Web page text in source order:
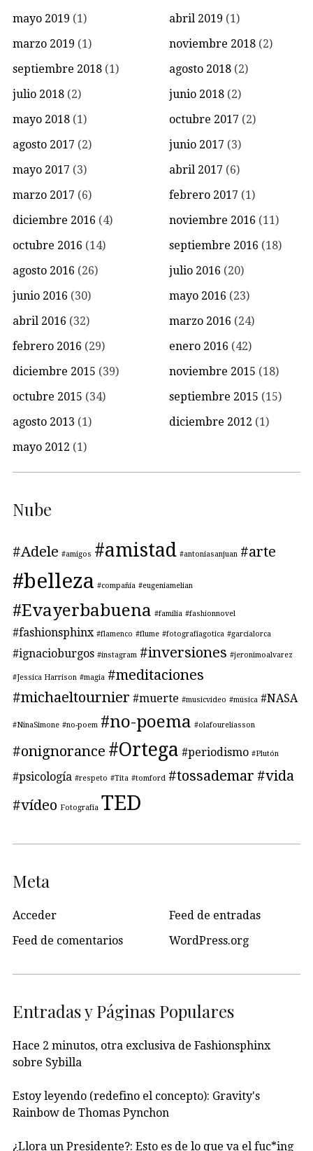
mayo 2019 (1) abril 2019 (1)
marzo 2019 (1) noviembre 2018 (2)
septiembre 2018 (1) agosto 2018 (2)
julio 2018 (2) junio 2018 (2)
mayo 2018 (1) octubre 2017 (2)
agosto 2017 (2) junio 2017 (3)
mayo 2017 (3) abril 2017 (6)
marzo 2017 (6) febrero 2017 (1)
diciembre 2016 (4) noviembre 2016 (11)
octubre 2016 (14) septiembre 2016 (18)
agosto 2016 (26) julio 2016 (20)
junio 2016 (30) mayo 2016 (23)
abril 2016 (32) marzo 2016 (24)
febrero 2016 (29) enero 2016 (42)
diciembre 2015 (39) noviembre 2015 (18)
octubre 2015 (34) septiembre 2015 (15)
agosto 2013 (1) diciembre 2012 (1)
mayo 2012 (1)
Nube
#Adele #amigos #amistad #antoniasanjuan #arte
#belleza #compañía #eugeniamelian
#Evayerbabuena #familia #fashionnovel
#fashionsphinx #flamenco #flume #fotografiagotica #garcialorca
#ignacioburgos #instagram #inversiones #jeronimoalvarez
#Jessica Harrison #magia #meditaciones
#michaeltournier #muerte #musicvideo #música #NASA
#NinaSimone #no-poem #no-poema #olafoureliasson
#onignorance #Ortega #periodismo #Plutón
#psicología #respeto #Tita #tomford #tossademar #vida
#vídeo Fotografía TED
Meta
Acceder
Feed de entradas
Feed de comentarios
WordPress.org
Entradas y Páginas Populares
Hace 2 minutos, otra exclusiva de Fashionsphinx
sobre Sybilla
Estoy leyendo (redefino el concepto): Gravity's
Rainbow de Thomas Pynchon
¿Llora un Presidente?: Esto es de lo que va el fuc*ing